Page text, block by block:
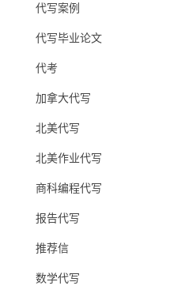
代写案例
代写毕业论文
代考
加拿大代写
北美代写
北美作业代写
商科编程代写
报告代写
推荐信
数学代写